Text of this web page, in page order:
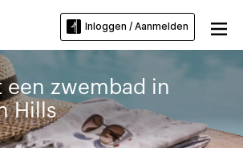
Inloggen / Aanmelden
een zwembad in
Hills